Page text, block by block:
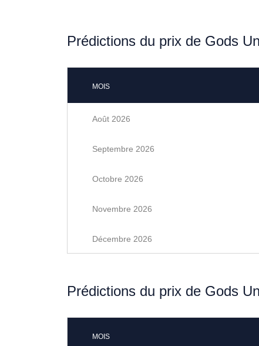
Prédictions du prix de Gods
MOIS
Août 2026
Septembre 2026
Octobre 2026
Novembre 2026
Décembre 2026
Prédictions du prix de Gods
MOIS